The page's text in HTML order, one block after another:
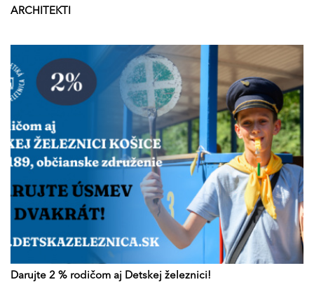
ARCHITEKTI
Darujte 2 % rodičom aj Detskej železnici!